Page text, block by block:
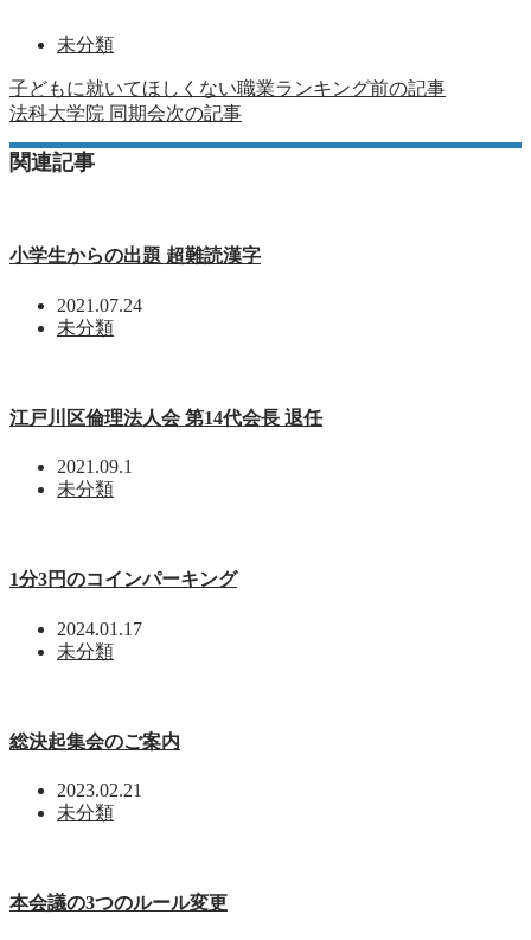
未分類
子どもに就いてほしくない職業ランキング前の記事
法科大学院 同期会次の記事
関連記事
小学生からの出題 超難読漢字
2021.07.24
未分類
江戸川区倫理法人会 第14代会長 退任
2021.09.1
未分類
1分3円のコインパーキング
2024.01.17
未分類
総決起集会のご案内
2023.02.21
未分類
本会議の3つのルール変更